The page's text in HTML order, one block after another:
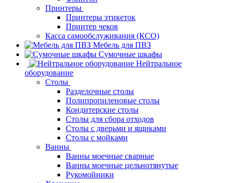
Принтеры
Принтеры этикеток
Принтер чеков
Касса самообслуживания (КСО)
Мебель для ПВЗ
Сумочные шкафы
Нейтральное
оборудование
Столы
Разделочные столы
Полипропиленовые столы
Кондитерские столы
Столы для сбора отходов
Столы с дверьми и ящиками
Столы с мойками
Ванны
Ванны моечные сварные
Ванны моечные цельнотянутые
Рукомойники